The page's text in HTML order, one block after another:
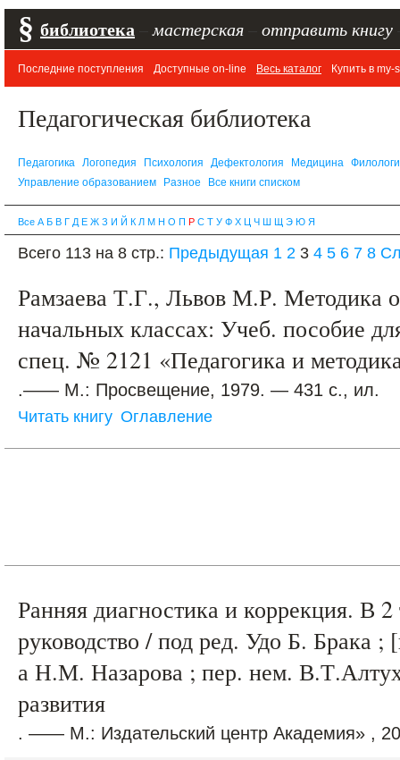
§ библиотека мастерская отправить книгу
Последние поступления Доступные on-line Весь каталог Купить в my-
Педагогическая библиотека
Педагогика Логопедия Психология Дефектология Медицина
Управление образованием
Разное Все книги списком
Все А Б В Г Д Е Ж З И Й К Л М Н О П Р С Т У Ф Х Ц Ч Ш Щ Э Ю Я
Всего 113 на 8 стр.: Предыдущая 1 2 3 4 5 6 7 8
Рамзаева Т.Г., Львов М.Р. Методика
начальных классах: Учеб. пособие
спец. № 2121 «Педагогика и
.—— М.: Просвещение, 1979. — 431 с., ил.
Читать книгу Оглавление
Ранняя диагностика и коррекция. В 2
руководство / под ред. Удо Б. Брака ;
а Н.М. Назарова ; пер. нем.
развития
. —— М.: Издательский центр Академия» ,